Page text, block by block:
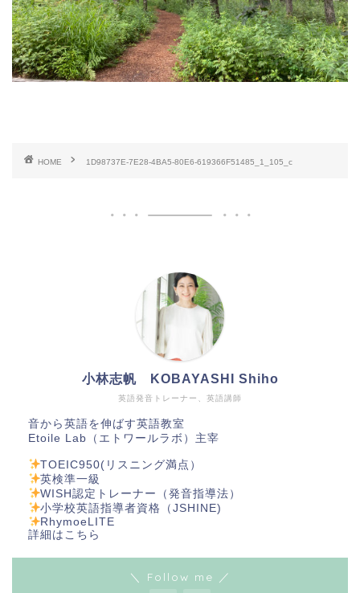
HOME 1D98737E-7E28-4BA5-80E6-619366F51485_1_105_c
英語発音トレーナー、英語講師
小林志帆 KOBAYASHI Shiho
音から英語を伸ばす英語教室
Etoile Lab（エトワールラボ）主宰
TOEIC950(リスニング満点）
英検準一級
WISH認定トレーナー（発音指導法）
小学校英語指導者資格（JSHINE)
RhymoeLITE
詳細は こちら
＼ Follow me ／